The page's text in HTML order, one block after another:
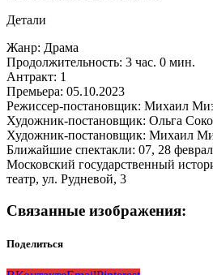
Детали
Жанр: Драма
Продолжительность: 3 час. 0 мин.
Антракт: 1
Премьера: 05.10.2023
Режиссер-постановщик: Михаил
Художник-постановщик: Ольга
Художник-постановщик: Михаил
Ближайшие спектакли: 07, 28
Московский государственный
театр, ул. Рудневой, 3
Связанные изображения:
Поделиться